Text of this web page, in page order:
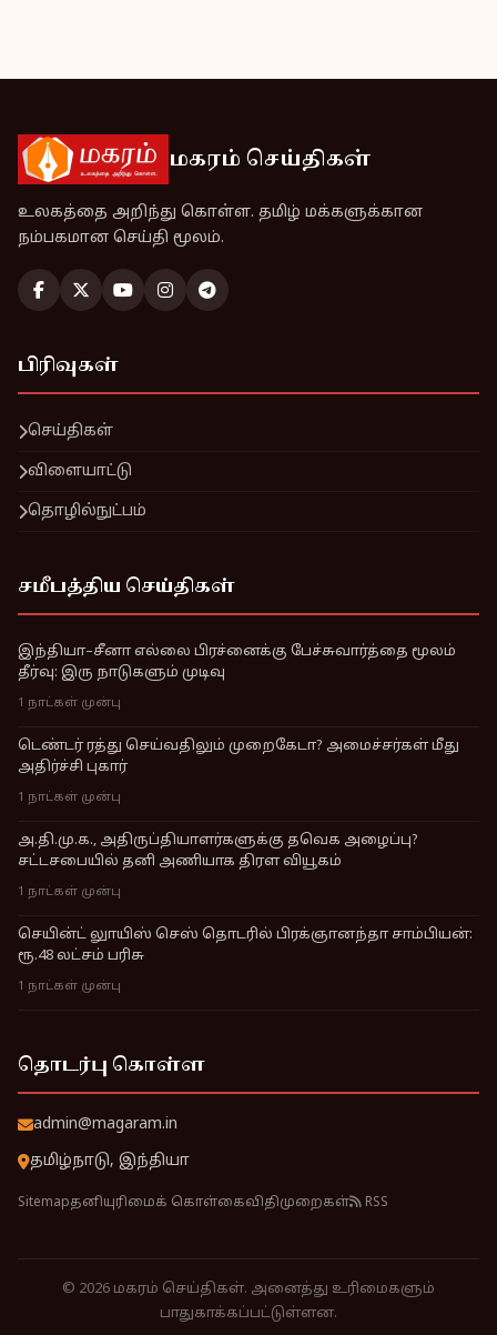
மகரம் செய்திகள்
உலகத்தை அறிந்து கொள்ள. தமிழ் மக்களுக்கான
நம்பகமான செய்தி மூலம்.
பிரிவுகள்
செய்திகள்
விளையாட்டு
தொழில்நுட்பம்
சமீபத்திய செய்திகள்
இந்தியா–சீனா எல்லை பிரச்னைக்கு பேச்சுவார்த்தை மூலம்
தீர்வு: இரு நாடுகளும் முடிவு
1 நாட்கள் முன்பு
டெண்டர் ரத்து செய்வதிலும் முறைகேடா? அமைச்சர்கள் மீது
அதிர்ச்சி புகார்
1 நாட்கள் முன்பு
அ.தி.மு.க., அதிருப்தியாளர்களுக்கு தவெக அழைப்பு?
சட்டசபையில் தனி அணியாக திரள வியூகம்
1 நாட்கள் முன்பு
செயின்ட் லுாயிஸ் செஸ் தொடரில் பிரக்ஞானந்தா சாம்பியன்:
ரூ.48 லட்சம் பரிசு
1 நாட்கள் முன்பு
தொடர்பு கொள்ள
admin@magaram.in
தமிழ்நாடு, இந்தியா
Sitemapதனியுரிமைக் கொள்கைவிதிமுறைகள் RSS
© 2026 மகரம் செய்திகள். அனைத்து உரிமைகளும்
பாதுகாக்கப்பட்டுள்ளன.